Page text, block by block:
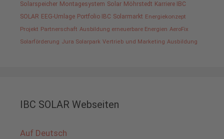
Solarspeicher Montagesystem Solar Möhrstedt Karriere IBC
SOLAR EEG-Umlage Portfolio IBC Solarmarkt Energiekonzept
Projekt Partnerschaft Ausbildung erneuerbare Energien AeroFix
Solarförderung Jura Solarpark Vertrieb und Marketing Ausbildung
IBC SOLAR Webseiten
Auf Deutsch